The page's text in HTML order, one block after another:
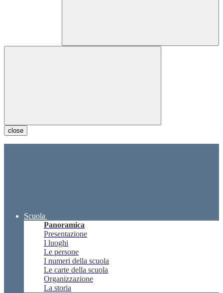
close
Scuola
Panoramica
Presentazione
I luoghi
Le persone
I numeri della scuola
Le carte della scuola
Organizzazione
La storia